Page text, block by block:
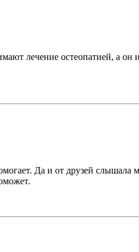
лечение остеопатией, а он
Да и от друзей